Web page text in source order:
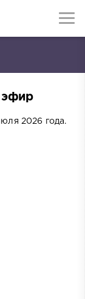
2026 года.